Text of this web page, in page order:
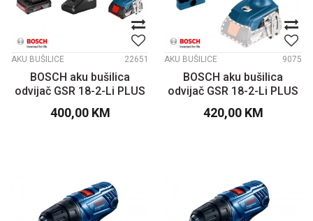
AKU BUŠILICE 22651
BOSCH aku bušilica
odvijač GSR 18-2-Li PLUS
400,00 KM
AKU BUŠILICE 9075
BOSCH aku bušilica
odvijač GSR 18-2-Li PLUS
solo
420,00 KM